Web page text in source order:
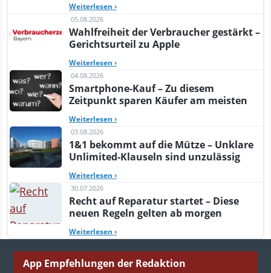
Weiterlesen ›
05.08.2026
Wahlfreiheit der Verbraucher gestärkt –
Gerichtsurteil zu Apple
Weiterlesen ›
04.08.2026
Smartphone-Kauf – Zu diesem
Zeitpunkt sparen Käufer am meisten
Weiterlesen ›
03.08.2026
1&1 bekommt auf die Mütze – Unklare
Unlimited-Klauseln sind unzulässig
Weiterlesen ›
30.07.2026
Recht auf Reparatur startet – Diese
neuen Regeln gelten ab morgen
Weiterlesen ›
App Empfehlungen der Redaktion